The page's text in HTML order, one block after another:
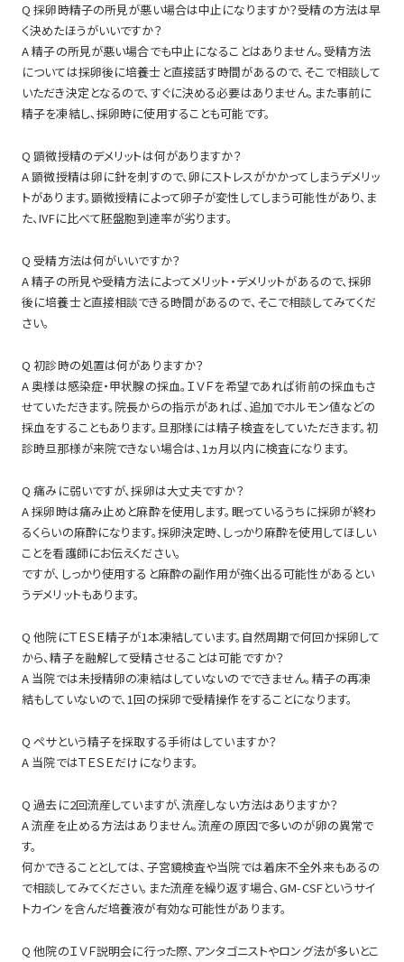
Q 採卵時精子の所見が悪い場合は中止になりますか？受精の方法は早
く決めたほうがいいですか？
A 精子の所見が悪い場合でも中止になることはありません。受精方法
については採卵後に培養士と直接話す時間があるので、そこで相談して
いただき決定となるので、すぐに決める必要はありません。また事前に
精子を凍結し、採卵時に使用することも可能です。
Q 顕微授精のデメリットは何がありますか？
A 顕微授精は卵に針を刺すので、卵にストレスがかかってしまうデメリッ
トがあります。顕微授精によって卵子が変性してしまう可能性があり、ま
た、IVFに比べて胚盤胞到達率が劣ります。
Q 受精方法は何がいいですか？
A 精子の所見や受精方法によってメリット・デメリットがあるので、採卵
後に培養士と直接相談できる時間があるので、そこで相談してみてくだ
さい。
Q 初診時の処置は何がありますか？
A 奥様は感染症・甲状腺の採血。ＩＶＦを希望であれば術前の採血もさ
せていただきます。院長からの指示があれば、追加でホルモン値などの
採血をすることもあります。旦那様には精子検査をしていただきます。初
診時旦那様が来院できない場合は、1ヵ月以内に検査になります。
Q 痛みに弱いですが、採卵は大丈夫ですか？
A 採卵時は痛み止めと麻酔を使用します。眠っているうちに採卵が終わ
るくらいの麻酔になります。採卵決定時、しっかり麻酔を使用してほしい
ことを看護師にお伝えください。
ですが、しっかり使用すると麻酔の副作用が強く出る可能性があるとい
うデメリットもあります。
Q 他院にＴＥＳＥ精子が1本凍結しています。自然周期で何回か採卵して
から、精子を融解して受精させることは可能ですか？
A 当院では未授精卵の凍結はしていないのでできません。精子の再凍
結もしていないので、1回の採卵で受精操作をすることになります。
Q ペサという精子を採取する手術はしていますか？
A 当院ではＴＥＳＥだけになります。
Q 過去に2回流産していますが、流産しない方法はありますか？
A 流産を止める方法はありません。流産の原因で多いのが卵の異常で
す。
何かできることとしては、子宮鏡検査や当院では着床不全外来もあるの
で相談してみてください。また流産を繰り返す場合、GM-CSFというサイ
トカインを含んだ培養液が有効な可能性があります。
Q 他院のＩＶＦ説明会に行った際、アンタゴニストやロング法が多いとこ